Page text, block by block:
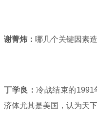
谢菁炜： 哪几个关键因素
丁学良： 冷战结束的1991
济体尤其是美国，认为天